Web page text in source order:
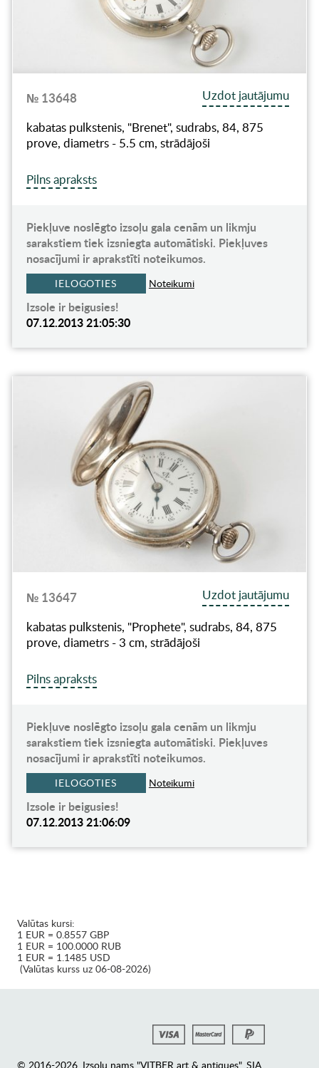
№ 13648
Uzdot jautājumu
kabatas pulkstenis, "Brenet", sudrabs, 84, 875
prove, diametrs - 5.5 cm, strādājoši
Pilns apraksts
Piekļuve noslēgto izsoļu gala cenām un likmju
sarakstiem tiek izsniegta automātiski. Piekļuves
nosacījumi ir aprakstīti noteikumos.
IELOGOTIES Noteikumi
Izsole ir beigusies!
07.12.2013 21:05:30
№ 13647
Uzdot jautājumu
kabatas pulkstenis, "Prophete", sudrabs, 84, 875
prove, diametrs - 3 cm, strādājoši
Pilns apraksts
Piekļuve noslēgto izsoļu gala cenām un likmju
sarakstiem tiek izsniegta automātiski. Piekļuves
nosacījumi ir aprakstīti noteikumos.
IELOGOTIES Noteikumi
Izsole ir beigusies!
07.12.2013 21:06:09
Valūtas kursi:
1 EUR = 0.8557 GBP
1 EUR = 100.0000 RUB
1 EUR = 1.1485 USD
(Valūtas kurss uz 06-08-2026)
© 2016-2026. Izsoļu nams "VITBER art & antiques", SIA